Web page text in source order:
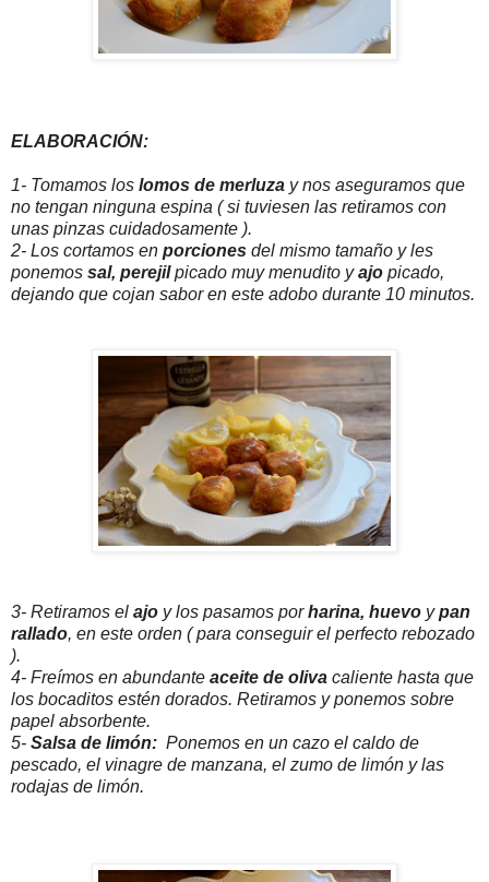
ELABORACIÓN:
1- Tomamos los lomos de merluza y nos aseguramos que
no tengan ninguna espina ( si tuviesen las retiramos con
unas pinzas cuidadosamente ).
2- Los cortamos en porciones del mismo tamaño y les
ponemos sal, perejilpicado muy menudito yajo picado,
dejando que cojan sabor en este adobo durante 10 minutos.
3- Retiramos el ajo y los pasamos porharina, huevo ypan
rallado, en este orden ( para conseguir el perfecto rebozado
).
4- Freímos en abundante aceite de oliva caliente hasta que
los bocaditos estén dorados. Retiramos y ponemos sobre
papel absorbente.
5- Salsa de limón: Ponemos en un cazo el caldo de
pescado, el vinagre de manzana, el zumo de limón y las
rodajas de limón.